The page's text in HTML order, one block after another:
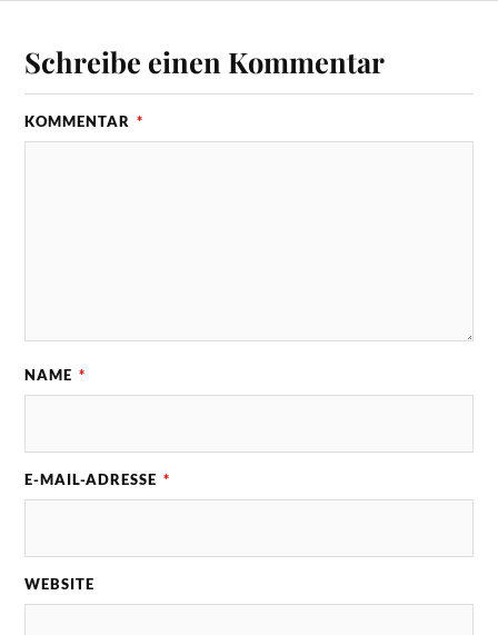
Schreibe einen Kommentar
KOMMENTAR *
NAME *
E-MAIL-ADRESSE *
WEBSITE